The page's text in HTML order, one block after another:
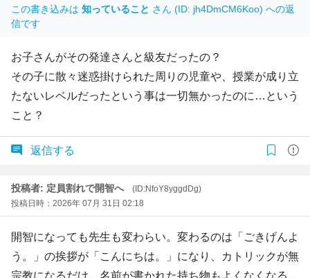
この書き込みは 知っていること さん (ID: jh4DmCM6Koo) への返
信です
お子さんがその発達さんと級友だったの？
その子に散々迷惑掛けられた周りの児童や、授業が成り立
たないレベルだったという事は一切無かったのに…という
こと？
返信する
投稿者: 定員割れで開智へ
(ID:NfoY8yggdDg)
投稿日時：2026年 07月 31日 02:18
開智になっても先生も変わらい。変わるのは「ごきげんよ
う。」の挨拶が「こんにちは。」になり、カトリックが無
宗教になるだけ。名前が書かれた持ち物もよくなくなる。